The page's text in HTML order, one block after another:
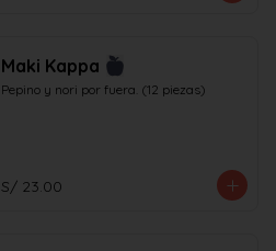
Maki Kappa
Pepino y nori por fuera. (12 piezas)
S/ 23.00